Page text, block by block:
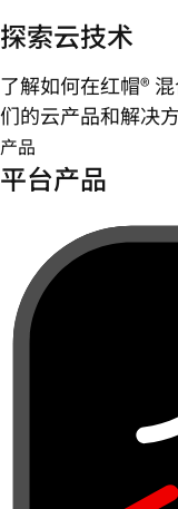
探索云技术
了解如何在红帽®
们的云产品和解决方
产品
平台产品